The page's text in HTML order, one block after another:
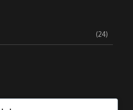
(24)